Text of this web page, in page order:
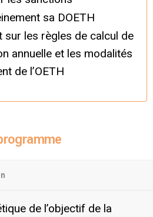
sa DOETH
sur les règles de calcul de
annuelle et les modalités
de l’OETH
de l’objectif de la